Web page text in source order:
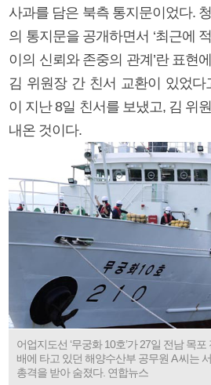
사과를 담은 북측 통지문이었다.
의 통지문을 공개하면서 ‘최근에
이의 신뢰와 존중의 관계’란 표현
김 위원장 간 친서 교환이 있었다
이 지난 8일 친서를 보냈고, 김 위
내온 것이다.
어업지도선 ‘무궁화 10호’가 27일 전남 목
배에 타고 있던 해양수산부 공무원 A 씨는
총격을 받아 숨졌다. 연합뉴스